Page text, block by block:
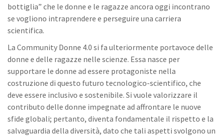
bottiglia” che le donne e le ragazze ancora oggi incontrano
se vogliono intraprendere e perseguire una carriera
scientifica.
La Community Donne 4.0 si fa ulteriormente portavoce delle
donne e delle ragazze nelle scienze. Essa nasce per
supportare le donne ad essere protagoniste nella
costruzione di questo futuro tecnologico-scientifico, che
deve essere inclusivo e sostenibile. Si vuole valorizzare il
contributo delle donne impegnate ad affrontare le nuove
sfide globali; pertanto, diventa fondamentale il rispetto e la
salvaguardia della diversità, dato che tali aspetti svolgono un